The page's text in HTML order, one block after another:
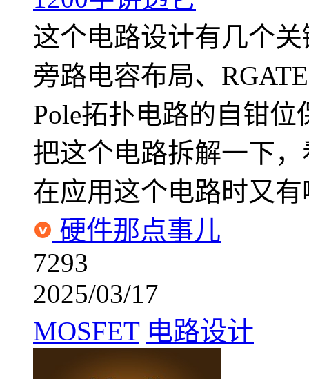
这个电路设计有几个
旁路电容布局、
Pole拓扑电路的自钳
把这个电路拆解一下
在应用这个电路时又
硬件那点事儿
7293
2025/03/17
MOSFET 电路设计